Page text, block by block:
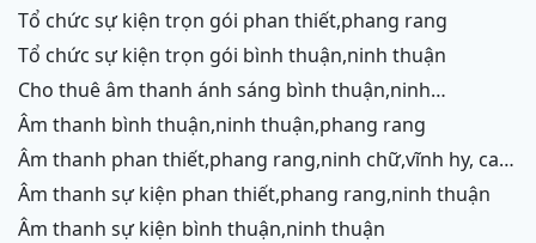
tổ chức sự kiện trọn gói phan thiết,phang rang
tổ chức sự kiện trọn gói bình thuận,ninh thuận
cho thuê âm thanh ánh sáng bình thuận,ninh
thuận,ninh chữ,vĩnh hy,phang rang,cam ranh
âm thanh bình thuận,ninh thuận,phang rang
âm thanh phan thiết,phang rang,ninh chữ,vĩnh hy, cam
ranh
âm thanh sự kiện phan thiết,phang rang,ninh thuận
âm thanh sự kiện bình thuận,ninh thuận